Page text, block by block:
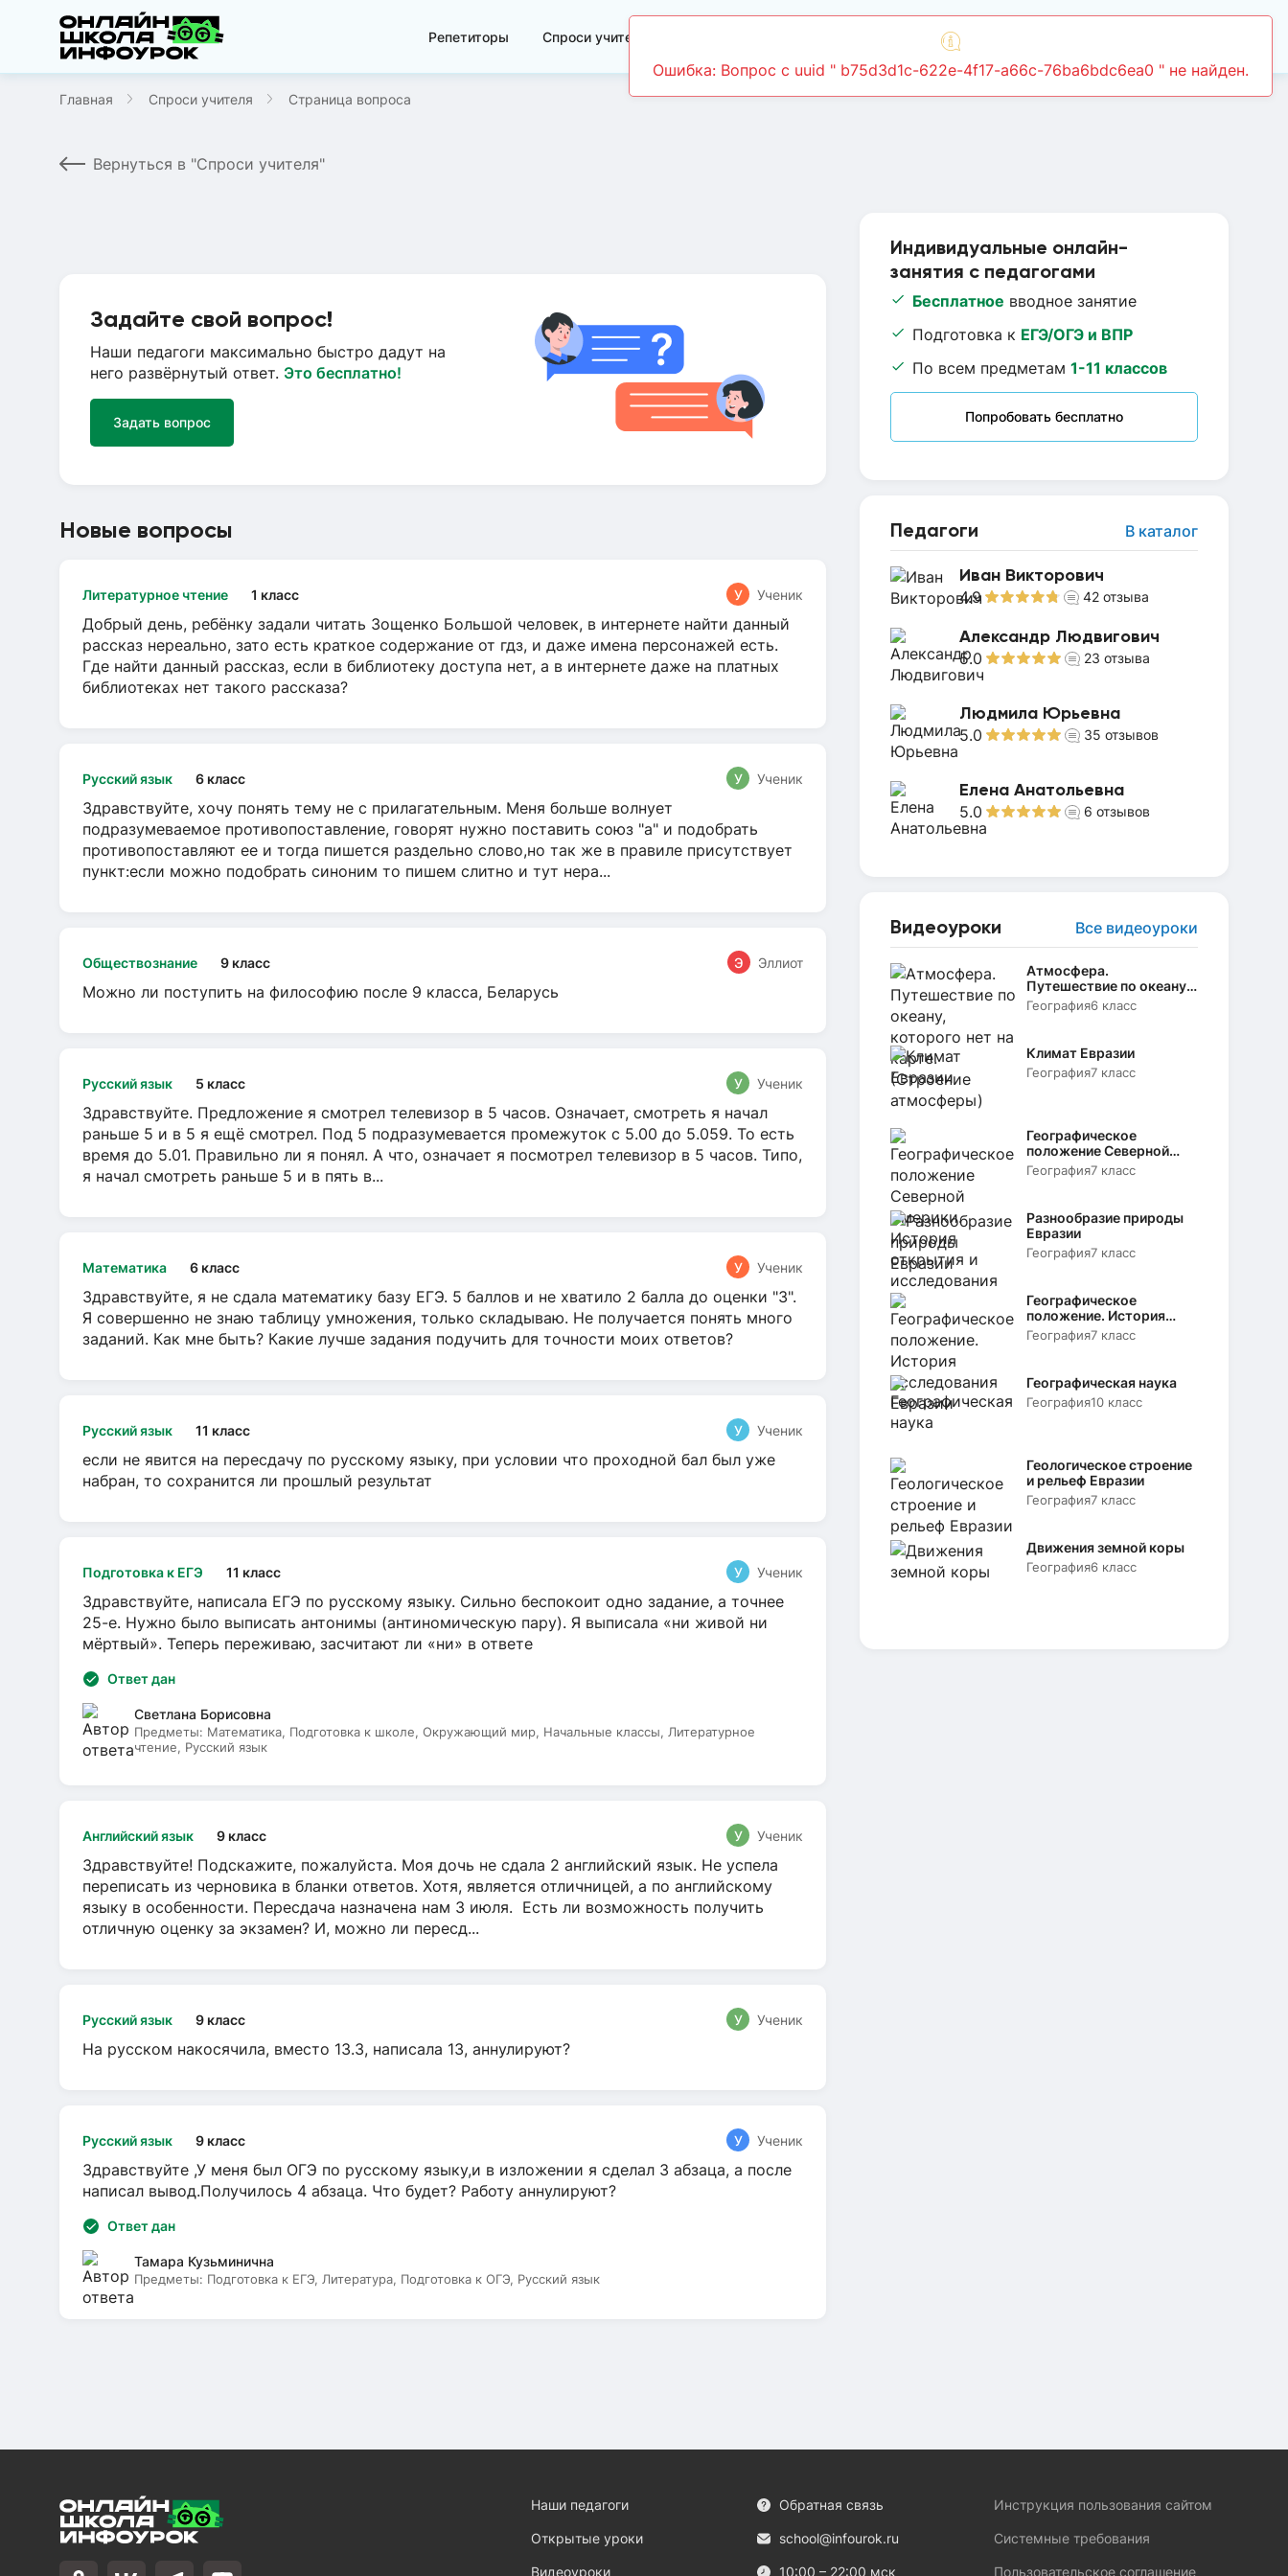
Репетиторы Спроси учителя
Ошибка: Вопрос c uuid " b75d3d1c-622e-4f17-a66c-76ba6bdc6ea0 " не найден.
Главная Спроси учителя Страница вопроса
Вернуться в "Спроси учителя"
Индивидуальные онлайн-
занятия с педагогами
Бесплатное вводное занятие
Подготовка к ЕГЭ/ОГЭ и ВПР
По всем предметам 1-11 классов
Попробовать бесплатно
Педагоги В каталог
Иван Викторович
4.9 42 отзыва
Александр Людвигович
5.0 23 отзыва
Людмила Юрьевна
5.0 35 отзывов
Елена Анатольевна
5.0 6 отзывов
Видеоуроки Все видеоуроки
Атмосфера.
Путешествие по океану,
которого нет на карте.
(Строение атмосферы)
География6 класс
Климат Евразии
География7 класс
Географическое
положение Северной
Америки. История
открытия и
География7 класс
Разнообразие природы
Евразии
География7 класс
Географическое
положение. История
исследования Евразии
География7 класс
Географическая наука
География10 класс
Геологическое строение
и рельеф Евразии
География7 класс
Движения земной коры
География6 класс
Задайте свой вопрос!
Наши педагоги максимально быстро дадут на
него развёрнутый ответ. Это бесплатно!
Задать вопрос
Новые вопросы
Литературное чтение 1 класс У Ученик
Добрый день, ребёнку задали читать Зощенко Большой человек, в интернете найти данный
рассказ нереально, зато есть краткое содержание от гдз, и даже имена персонажей есть.
Где найти данный рассказ, если в библиотеку доступа нет, а в интернете даже на платных
библиотеках нет такого рассказа?
Русский язык 6 класс У Ученик
Здравствуйте, хочу понять тему не с прилагательным. Меня больше волнует
подразумеваемое противопоставление, говорят нужно поставить союз "а" и подобрать
противопоставляют ее и тогда пишется раздельно слово,но так же в правиле присутствует
пункт:если можно подобрать синоним то пишем слитно и тут нера...
Обществознание 9 класс Э Эллиот
Можно ли поступить на философию после 9 класса, Беларусь
Русский язык 5 класс У Ученик
Здравствуйте. Предложение я смотрел телевизор в 5 часов. Означает, смотреть я начал
раньше 5 и в 5 я ещё смотрел. Под 5 подразумевается промежуток с 5.00 до 5.059. То есть
время до 5.01. Правильно ли я понял. А что, означает я посмотрел телевизор в 5 часов. Типо,
я начал смотреть раньше 5 и в пять в...
Математика 6 класс У Ученик
Здравствуйте, я не сдала математику базу ЕГЭ. 5 баллов и не хватило 2 балла до оценки "3".
Я совершенно не знаю таблицу умножения, только складываю. Не получается понять много
заданий. Как мне быть? Какие лучше задания подучить для точности моих ответов?
Русский язык 11 класс У Ученик
если не явится на пересдачу по русскому языку, при условии что проходной бал был уже
набран, то сохранится ли прошлый результат
Подготовка к ЕГЭ 11 класс У Ученик
Здравствуйте, написала ЕГЭ по русскому языку. Сильно беспокоит одно задание, а точнее
25-е. Нужно было выписать антонимы (антиномическую пару). Я выписала «ни живой ни
мёртвый». Теперь переживаю, засчитают ли «ни» в ответе
Ответ дан
Светлана Борисовна
Предметы: Математика, Подготовка к школе, Окружающий мир, Начальные классы, Литературное
чтение, Русский язык
Английский язык 9 класс У Ученик
Здравствуйте! Подскажите, пожалуйста. Моя дочь не сдала 2 английский язык. Не успела
переписать из черновика в бланки ответов. Хотя, является отличницей, а по английскому
языку в особенности. Пересдача назначена нам 3 июля. Есть ли возможность получить
отличную оценку за экзамен? И, можно ли пересд...
Русский язык 9 класс У Ученик
На русском накосячила, вместо 13.3, написала 13, аннулируют?
Русский язык 9 класс У Ученик
Здравствуйте ,У меня был ОГЭ по русскому языку,и в изложении я сделал 3 абзаца, а после
написал вывод.Получилось 4 абзаца. Что будет? Работу аннулируют?
Ответ дан
Тамара Кузьминична
Предметы: Подготовка к ЕГЭ, Литература, Подготовка к ОГЭ, Русский язык
Наши педагоги
Открытые уроки
Видеоуроки
Обратная связь
school@infourok.ru
10:00 – 22:00 мск
Инструкция пользования сайтом
Системные требования
Пользовательское соглашение